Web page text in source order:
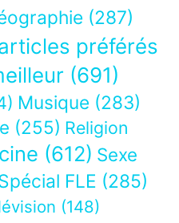
(287)
préférés
(691)
Musique (283)
(255) Religion
(612) Sexe
FLE (285)
(148)